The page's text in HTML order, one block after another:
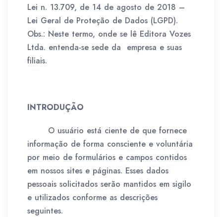
Lei n. 13.709, de 14 de agosto de 2018 –
Lei Geral de Proteção de Dados (LGPD).
Obs.: Neste termo, onde se lê Editora Vozes
Ltda. entenda-se sede da empresa e suas
filiais.
INTRODUÇÃO
O usuário está ciente de que fornece
informação de forma consciente e voluntária
por meio de formulários e campos contidos
em nossos sites e páginas. Esses dados
pessoais solicitados serão mantidos em sigilo
e utilizados conforme as descrições
seguintes.